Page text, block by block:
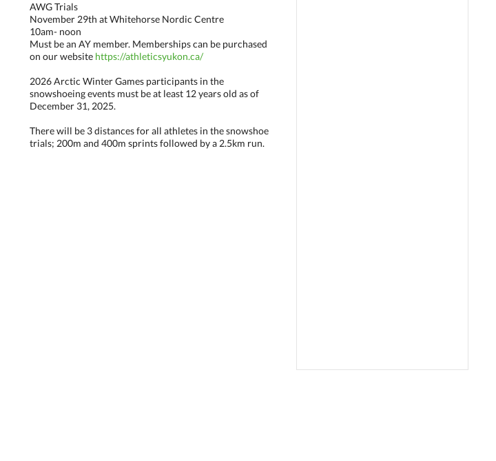
AWG Trials
November 29th at Whitehorse Nordic Centre
10am- noon
Must be an AY member. Memberships can be purchased
on our website https://athleticsyukon.ca/
2026 Arctic Winter Games participants in the
snowshoeing events must be at least 12 years old as of
December 31, 2025.
There will be 3 distances for all athletes in the snowshoe
trials; 200m and 400m sprints followed by a 2.5km run.